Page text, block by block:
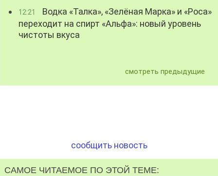
12:21
Водка «Талка», «Зелёная Марка» и «Роса»
переходит на спирт «Альфа»: новый уровень
чистоты вкуса
смотреть предыдущие
сообщить новость
САМОЕ ЧИТАЕМОЕ ПО ЭТОЙ ТЕМЕ: